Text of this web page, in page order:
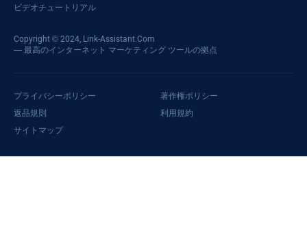
ビデオチュートリアル
Copyright © 2024, Link-Assistant.Com
— 最高のインターネット マーケティング ツールの拠点
プライバシーポリシー
著作権ポリシー
返品規則
利用規約
サイトマップ